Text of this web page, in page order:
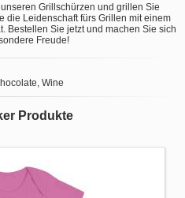
Grillschürzen und grillen Sie
die Leidenschaft fürs Grillen mit einem
Bestellen Sie jetzt und machen Sie sich
Freude!
Wine
Produkte